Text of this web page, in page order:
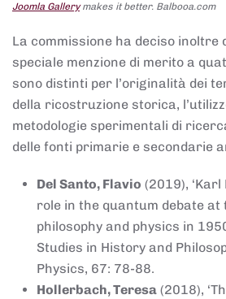
Joomla Gallerymakes it better. Balbooa.com
La commissione ha deciso
speciale menzione di merito a
sono distinti per l’originalità dei
della ricostruzione storica,
metodologie sperimentali di
delle fonti primarie e secondarie
Del Santo, Flavio (2019),
role in the quantum debate at
philosophy and physics in
Studies in History and
Physics, 67: 78-88.
Hollerbach, Teresa (2018),